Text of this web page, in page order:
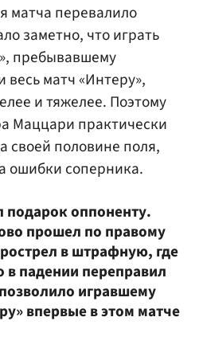
матча перевалило
заметно, что играть
пребывавшему
матч «Интеру»,
и тяжелее. Поэтому
Маццари практически
своей половине поля,
ошибки соперника.
подарок оппоненту.
прошел по правому
в штрафную, где
падении переправил
игравшему
впервые в этом матче